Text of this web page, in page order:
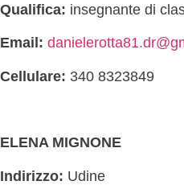
Qualifica: insegnante di
Email:
Cellulare: 340 8323849
ELENA MIGNONE
Indirizzo: Udine